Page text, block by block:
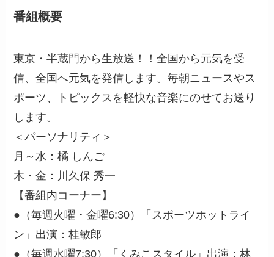
番組概要
東京・半蔵門から生放送！！全国から元気を受
信、全国へ元気を発信します。毎朝ニュースやス
ポーツ、トピックスを軽快な音楽にのせてお送り
します。
＜パーソナリティ＞
月～水：橘 しんご
木・金：川久保 秀一
【番組内コーナー】
●（毎週火曜・金曜6:30）「スポーツホットライ
ン」出演：桂敏郎
●（毎週水曜7:30）「くみこスタイル」出演：林